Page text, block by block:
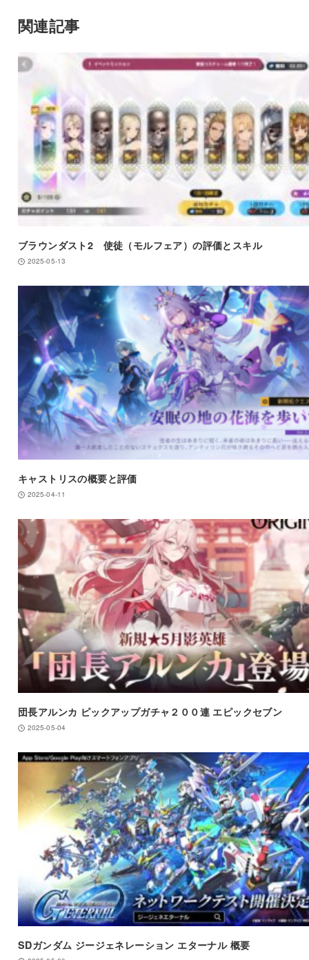
関連記事
ブラウンダスト2 使徒（モルフェア）の評価とスキル
2025-05-13
キャストリスの概要と評価
2025-04-11
団長アルンカ ピックアップガチャ２００連 エピックセブン
2025-05-04
SDガンダム ジージェネレーション エターナル 概要